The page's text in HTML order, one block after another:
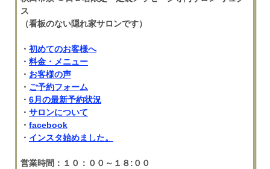
ス
（看板のない隠れ家サロンです）
・ 初めてのお客様へ
・ 料金・メニュー
・ お客様の声
・ ご予約フォーム
・ 6月の最新予約状況
・ サロンについて
・ facebook
・ インスタ始めました。
営業時間：１０：００～１８:００